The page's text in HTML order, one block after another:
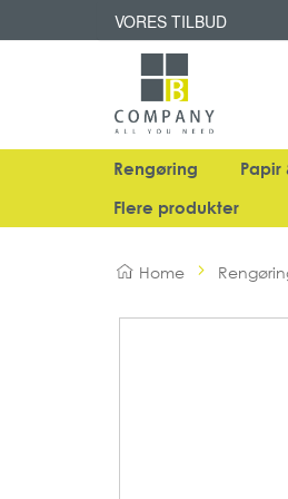
VORES TILBUD
Rengøring Papir
Flere produkter
Home